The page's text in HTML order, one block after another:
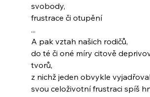
svobody,
frustrace či otupění
...
A pak vztah našich rodičů,
do té či oné míry citově
tvorů,
z nichž jeden obvykle vyjadřoval
svou celoživotní frustraci spíš